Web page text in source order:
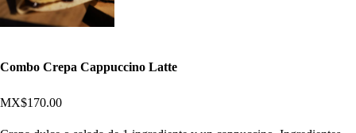
Combo Crepa Cappuccino Latte
MX$170.00